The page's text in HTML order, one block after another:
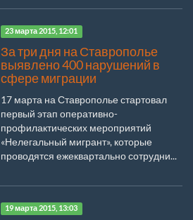
23 марта 2015, 12:01
За три дня на Ставрополье
выявлено 400 нарушений в
сфере миграции
17 марта на Ставрополье стартовал
первый этап оперативно-
профилактических мероприятий
«Нелегальный мигрант», которые
проводятся ежеквартально сотрудни...
19 марта 2015, 13:03